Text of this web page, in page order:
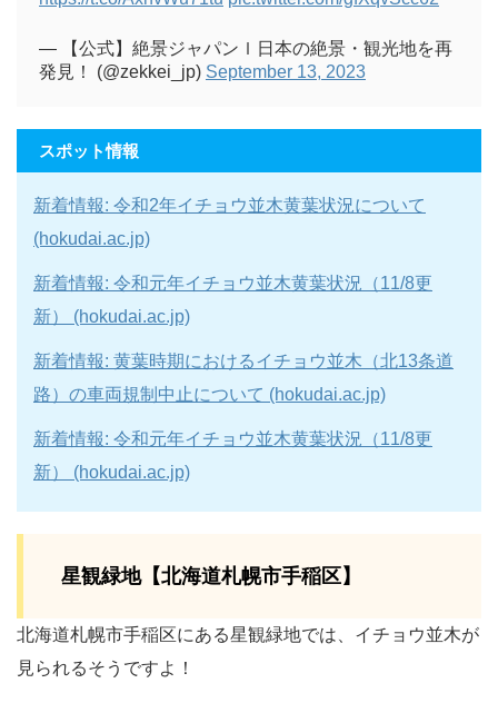
— 【公式】絶景ジャパンｌ日本の絶景・観光地を再
発見！ (@zekkei_jp) September 13, 2023
スポット情報
新着情報: 令和2年イチョウ並木黄葉状況について
(hokudai.ac.jp)
新着情報: 令和元年イチョウ並木黄葉状況（11/8更
新） (hokudai.ac.jp)
新着情報: 黄葉時期におけるイチョウ並木（北13条道
路）の車両規制中止について (hokudai.ac.jp)
新着情報: 令和元年イチョウ並木黄葉状況（11/8更
新） (hokudai.ac.jp)
星観緑地【北海道札幌市手稲区】
北海道札幌市手稲区にある星観緑地では、イチョウ並木が
見られるそうですよ！